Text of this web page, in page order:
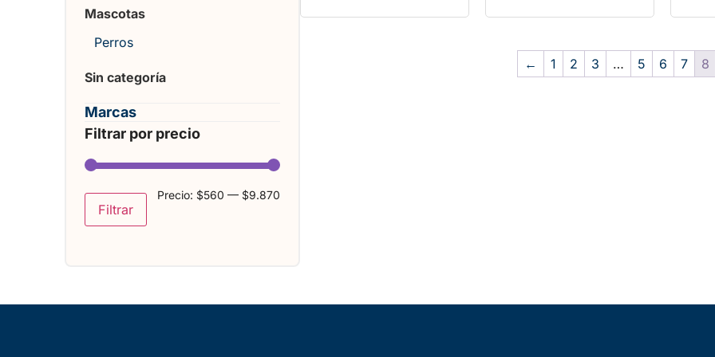
Mascotas
Perros
Sin categoría
Marcas
Filtrar por precio
Filtrar
Precio: $560 — $9.870
← 1 2 3 … 5 6 7 8